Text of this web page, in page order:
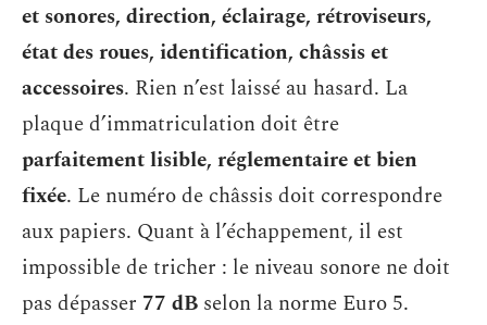
et sonores, direction, éclairage, rétroviseurs,
état des roues, identification, châssis et
accessoires. Rien n’est laissé au hasard. La
plaque d’immatriculation doit être
parfaitement lisible, réglementaire et bien
fixée. Le numéro de châssis doit correspondre
aux papiers. Quant à l’échappement, il est
impossible de tricher : le niveau sonore ne doit
pas dépasser 77 dB selon la norme Euro 5.